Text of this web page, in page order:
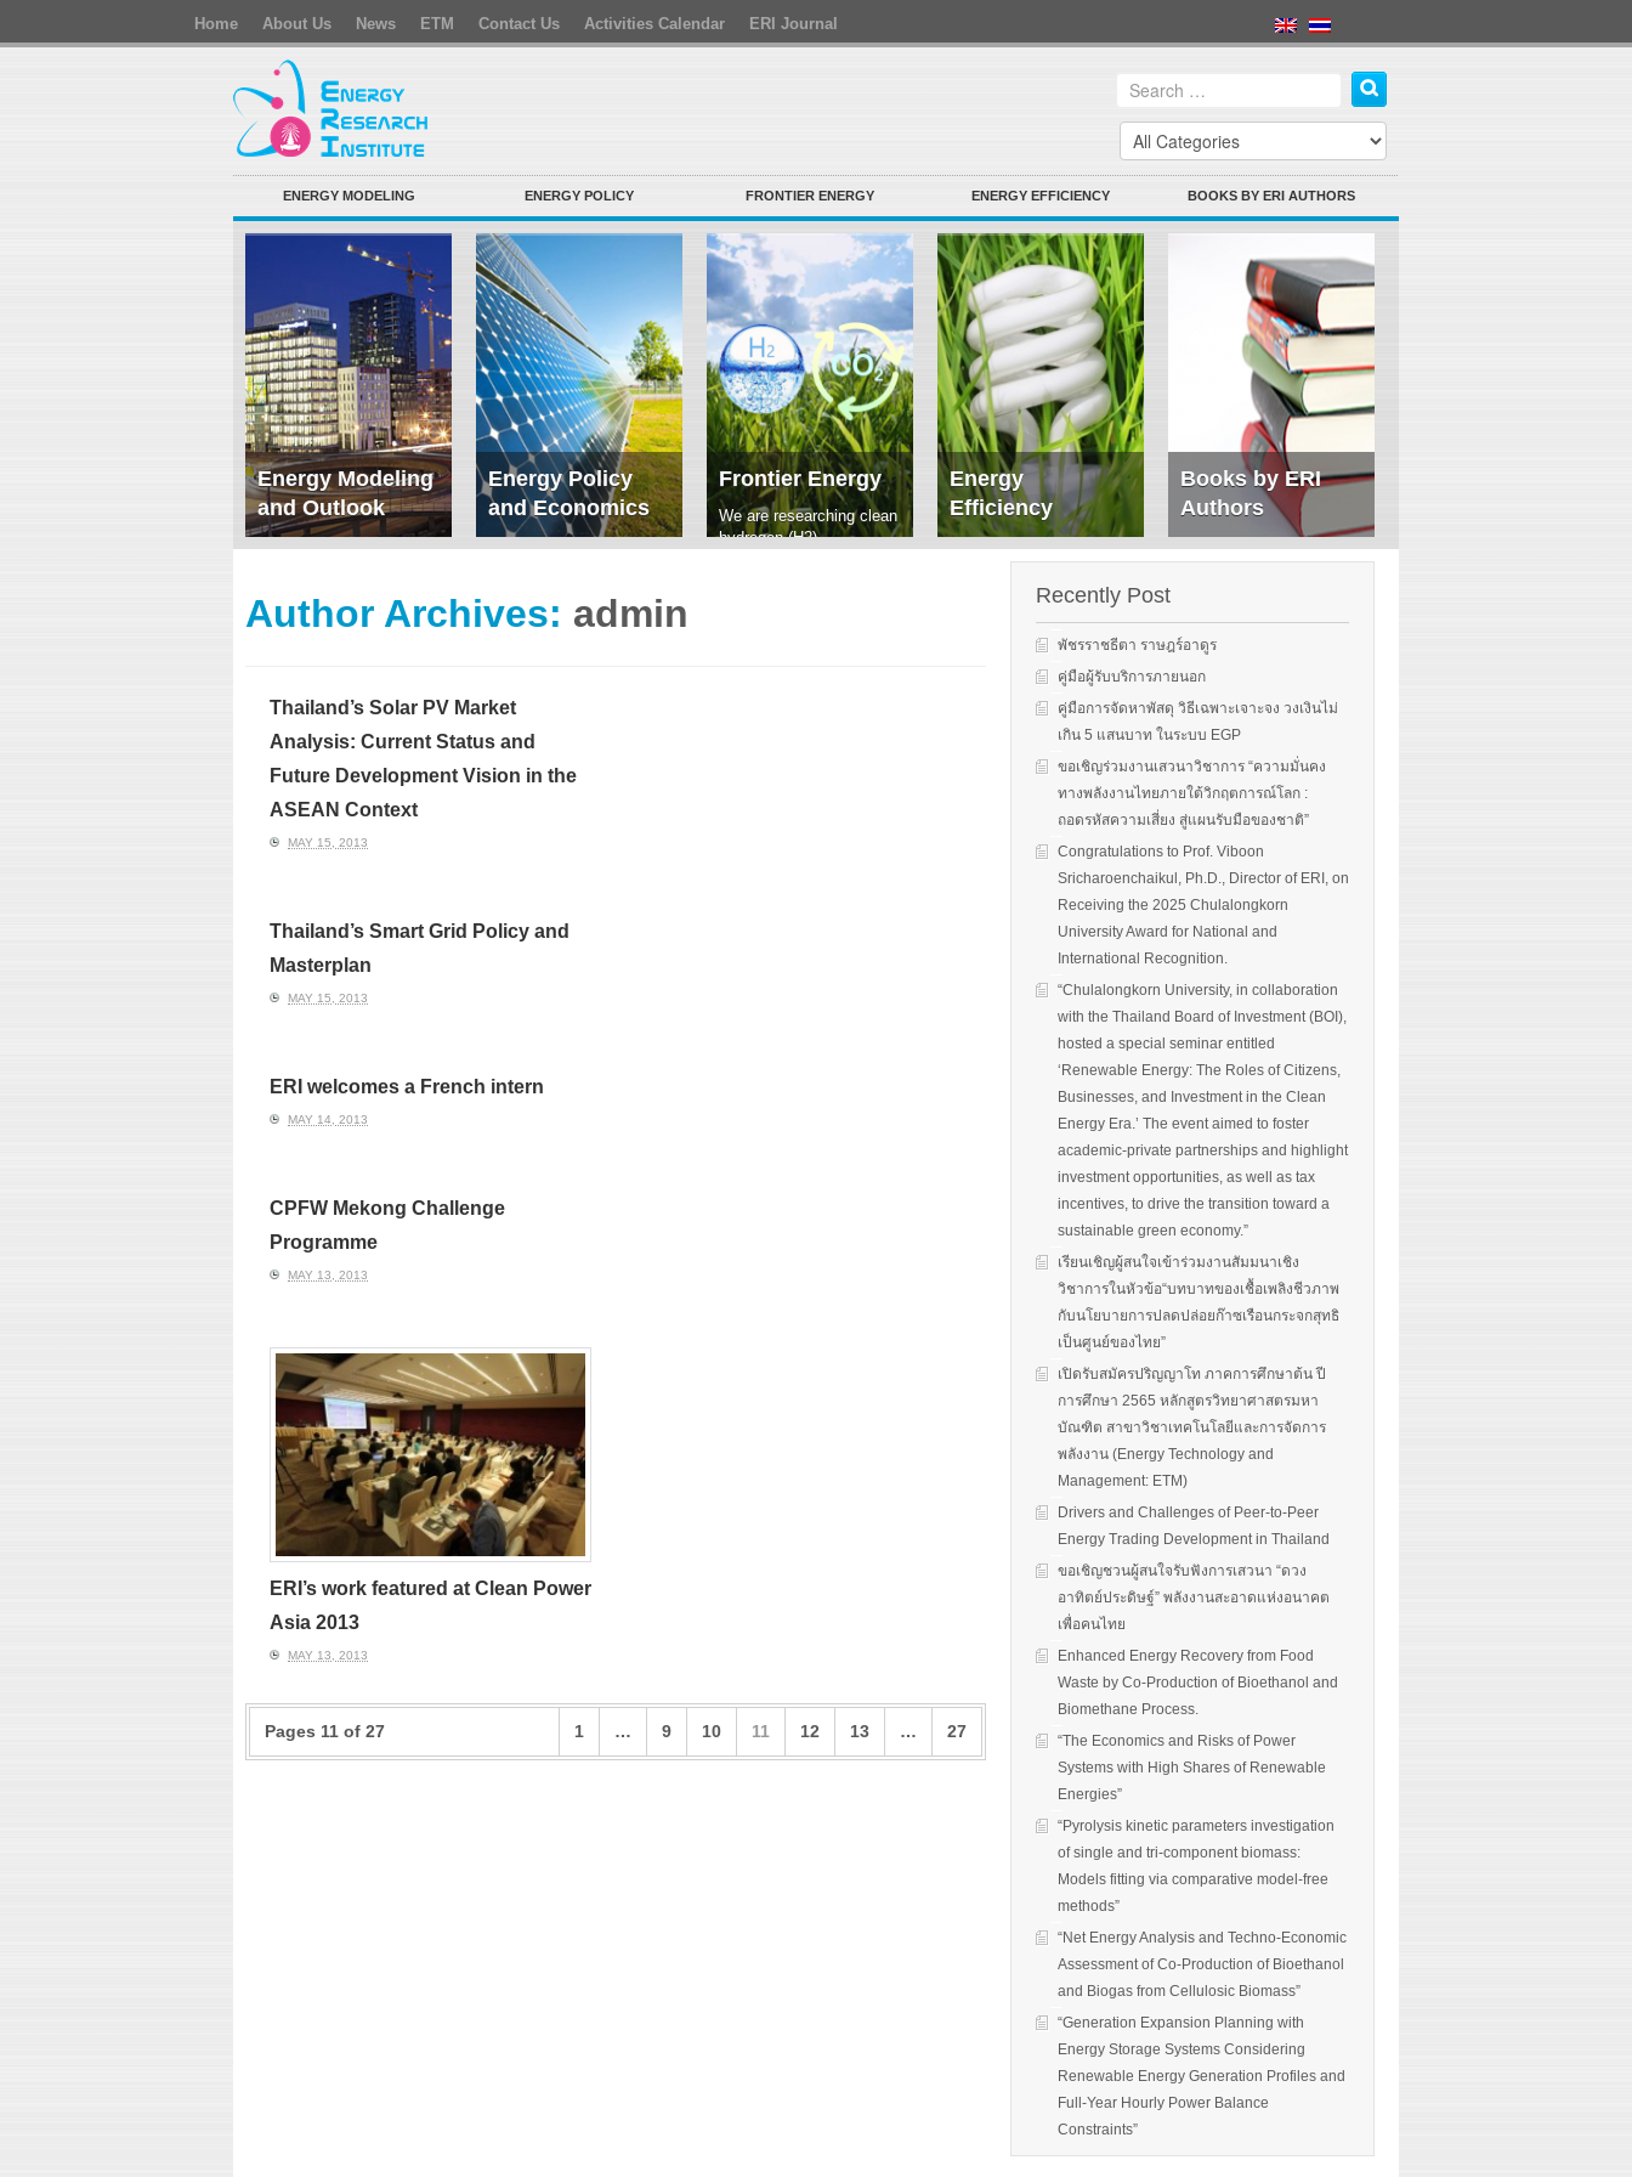
Home About Us News ETM Contact Us Activities Calendar ERI Journal
ENERGY MODELING ENERGY POLICY FRONTIER ENERGY ENERGY EFFICIENCY BOOKS BY ERI AUTHORS
Energy Modeling
and Outlook
ERI conducts rigorous
demand of various
energy-consuming
Energy Policy
and Economics
We focus on solar
economics, and solar PV
policy. Two patent-
Frontier Energy
We are researching clean
hydrogen (H2)
Energy
Efficiency
We evaluate the
performance of energy-
efficient equipment and
programs and give advice
to governments on
Read More
Books by ERI
Authors
Author Archives: admin
Thailand’s Solar PV Market
Analysis: Current Status and
Future Development Vision in the
ASEAN Context
MAY 15, 2013
Thailand’s Smart Grid Policy and
Masterplan
MAY 15, 2013
ERI welcomes a French intern
MAY 14, 2013
CPFW Mekong Challenge
Programme
MAY 13, 2013
ERI’s work featured at Clean Power
Asia 2013
MAY 13, 2013
Pages 11 of 27 1 … 9 10 11 12 13 … 27
Recently Post
พัชรราชธีตา ราษฎร์อาดูร
คู่มือผู้รับบริการภายนอก
คู่มือการจัดหาพัสดุ วิธีเฉพาะเจาะจง วงเงินไม่
เกิน 5 แสนบาท ในระบบ EGP
ขอเชิญร่วมงานเสวนาวิชาการ “ความมั่นคง
ทางพลังงานไทยภายใต้วิกฤตการณ์โลก :
ถอดรหัสความเสี่ยง สู่แผนรับมือของชาติ”
Congratulations to Prof. Viboon
Sricharoenchaikul, Ph.D., Director of ERI, on
Receiving the 2025 Chulalongkorn
University Award for National and
International Recognition.
“Chulalongkorn University, in collaboration
with the Thailand Board of Investment (BOI),
hosted a special seminar entitled
‘Renewable Energy: The Roles of Citizens,
Businesses, and Investment in the Clean
Energy Era.’ The event aimed to foster
academic-private partnerships and highlight
investment opportunities, as well as tax
incentives, to drive the transition toward a
sustainable green economy.”
เรียนเชิญผู้สนใจเข้าร่วมงานสัมมนาเชิง
วิชาการในหัวข้อ“บทบาทของเชื้อเพลิงชีวภาพ
กับนโยบายการปลดปล่อยก๊าซเรือนกระจกสุทธิ
เป็นศูนย์ของไทย”
เปิดรับสมัครปริญญาโท ภาคการศึกษาต้น ปี
การศึกษา 2565 หลักสูตรวิทยาศาสตรมหา
บัณฑิต สาขาวิชาเทคโนโลยีและการจัดการ
พลังงาน (Energy Technology and
Management: ETM)
Drivers and Challenges of Peer-to-Peer
Energy Trading Development in Thailand
ขอเชิญชวนผู้สนใจรับฟังการเสวนา “ดวง
อาทิตย์ประดิษฐ์” พลังงานสะอาดแห่งอนาคต
เพื่อคนไทย
Enhanced Energy Recovery from Food
Waste by Co-Production of Bioethanol and
Biomethane Process.
“The Economics and Risks of Power
Systems with High Shares of Renewable
Energies”
“Pyrolysis kinetic parameters investigation
of single and tri-component biomass:
Models fitting via comparative model-free
methods”
“Net Energy Analysis and Techno-Economic
Assessment of Co-Production of Bioethanol
and Biogas from Cellulosic Biomass”
“Generation Expansion Planning with
Energy Storage Systems Considering
Renewable Energy Generation Profiles and
Full-Year Hourly Power Balance
Constraints”